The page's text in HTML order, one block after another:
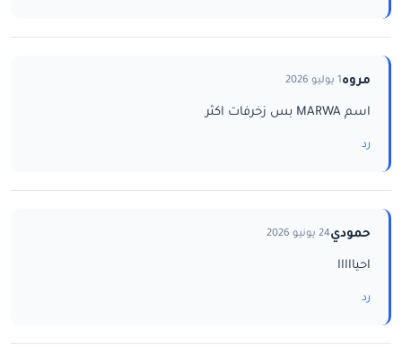
مروه1 يوليو 2026
اسم MARWA بس زخرفات اكثر
رد
حمودي24 يونيو 2026
احيااااا
رد